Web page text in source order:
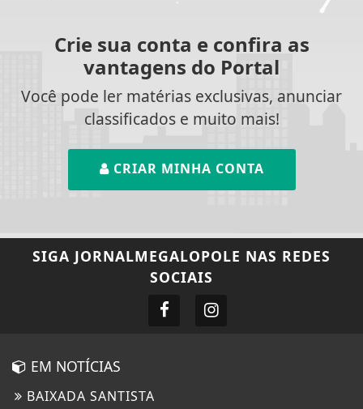
Crie sua conta e confira as
vantagens do Portal
Você pode ler matérias exclusivas, anunciar
classificados e muito mais!
CRIAR MINHA CONTA
SIGA JORNALMEGALOPOLE NAS REDES
SOCIAIS
EM NOTÍCIAS
BAIXADA SANTISTA